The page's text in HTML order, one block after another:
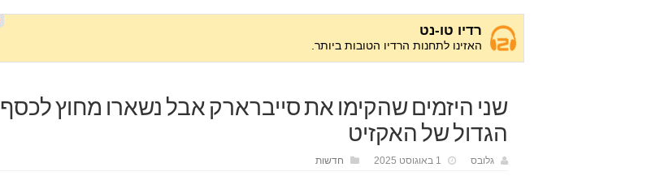
שני היזמים שהקימו את סייברארק אבל נשארו מחוץ לכסף
הגדול של האקזיט
גלובס 1 באוגוסט 2025 חדשות